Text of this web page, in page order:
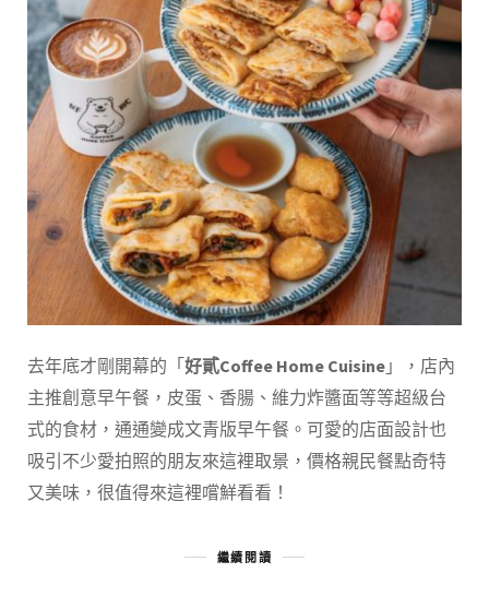
去年底才剛開幕的「 好貳Coffee Home Cuisine 」，店內
主推創意早午餐，皮蛋、香腸、維力炸醬面等等超級台
式的食材，通通變成文青版早午餐。可愛的店面設計也
吸引不少愛拍照的朋友來這裡取景，價格親民餐點奇特
又美味，很值得來這裡嚐鮮看看！
繼續閱讀